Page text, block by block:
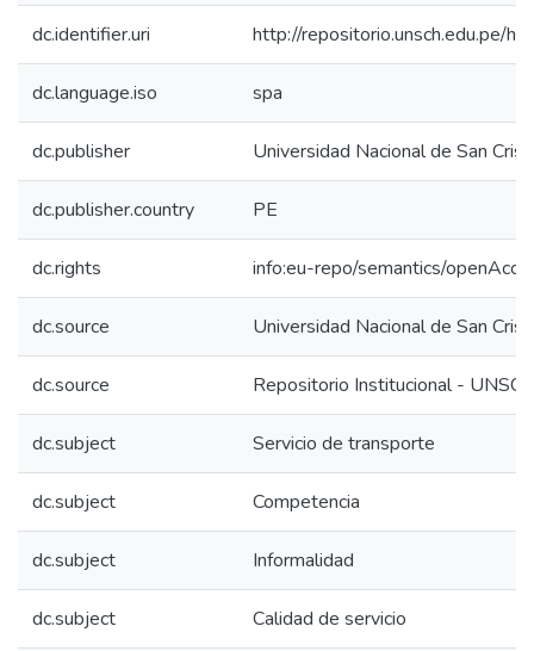
dc.identifier.uri http://repositorio.unsch.edu.pe/
dc.language.iso spa
dc.publisher Universidad Nacional de San
dc.publisher.country PE
dc.rights info:eu-repo/semantics/
dc.source Universidad Nacional de San
dc.source Repositorio Institucional -
dc.subject Servicio de transporte
dc.subject Competencia
dc.subject Informalidad
dc.subject Calidad de servicio